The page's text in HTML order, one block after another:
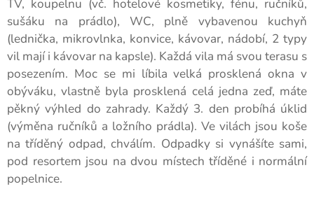
TV, koupelnu (vč. hotelové kosmetiky, fénu, ručníků,
sušáku na prádlo), WC, plně vybavenou kuchyň
(lednička, mikrovlnka, konvice, kávovar, nádobí, 2 typy
vil mají i kávovar na kapsle). Každá vila má svou terasu s
posezením. Moc se mi líbila velká prosklená okna v
obýváku, vlastně byla prosklená celá jedna zeď, máte
pěkný výhled do zahrady. Každý 3. den probíhá úklid
(výměna ručníků a ložního prádla). Ve vilách jsou koše
na tříděný odpad, chválím. Odpadky si vynášíte sami,
pod resortem jsou na dvou místech tříděné i normální
popelnice.